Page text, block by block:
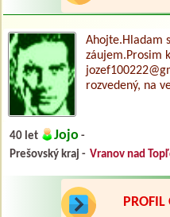
Ahojte.Hladam
záujem.Prosim
rozvedený, na
40 let Jojo -
Prešovský kraj - Vranov nad